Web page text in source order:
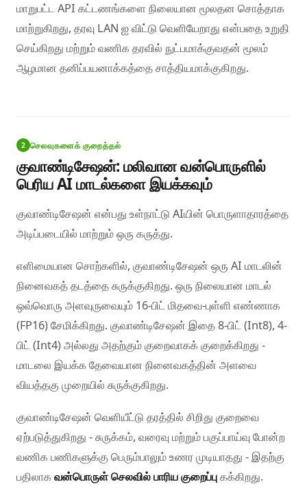
மாறுபட்ட API கட்டணங்களை நிலையான மூலதன சொத்தாக
மாற்றுகிறது, தரவு LAN ஐ விட்டு வெளியேறாது என்பதை உறுதி
செய்கிறது மற்றும் வணிக தரவில் நுட்பமாக்குவதன் மூலம்
ஆழமான தனிப்பயனாக்கத்தை சாத்தியமாக்குகிறது.
2 செலவுகளைக் குறைத்தல்
குவாண்டிசேஷன்: மலிவான வன்பொருளில்
பெரிய AI மாடல்களை இயக்கவும்
குவாண்டிசேஷன் என்பது உள்நாட்டு AIயின் பொருளாதாரத்தை
அடிப்படையில் மாற்றும் ஒரு கருத்து.
எளிமையான சொற்களில், குவாண்டிசேஷன் ஒரு AI மாடலின்
நினைவகத் தடத்தை சுருக்குகிறது. ஒரு நிலையான மாடல்
ஒவ்வொரு அளவுருவையும் 16-பிட் மிதவை-புள்ளி எண்ணாக
(FP16) சேமிக்கிறது. குவாண்டிசேஷன் இதை 8-பிட் (Int8), 4-
பிட் (Int4) அல்லது அதற்கும் குறைவாகக் குறைக்கிறது -
மாடலை இயக்க தேவையான நினைவகத்தின் அளவை
வியத்தகு முறையில் சுருக்குகிறது.
குவாண்டிசேஷன் வெளியீட்டு தரத்தில் சிறிது குறைவை
ஏற்படுத்துகிறது - சுருக்கம், வரைவு மற்றும் பகுப்பாய்வு போன்ற
வணிக பணிகளுக்கு பெரும்பாலும் உணர முடியாதது - இதற்கு
பதிலாகவன்பொருள் செலவில் பாரிய குறைப்புகக்கிறது.